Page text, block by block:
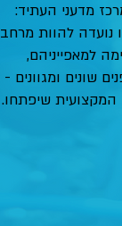
מדעני העתיד:
נועדה להוות מרחב
למאפייניהם,
שונים ומגוונים -
המקצועית שיפתחו.